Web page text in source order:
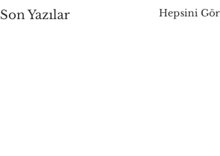
Son Yazılar Hepsini Gör